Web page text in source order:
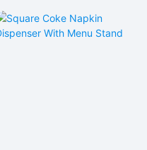
Ajustada